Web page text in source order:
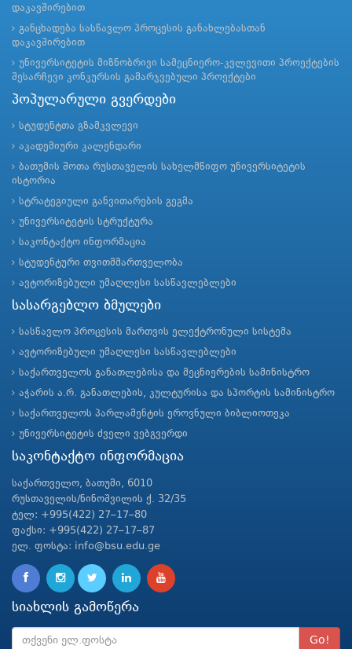
დაკავშირებით
განცხადება სასწავლო პროცესის განახლებასთან
დაკავშირებით
უნივერსიტეტის მიზნობრივი სამეცნიერო-კვლევითი პროექტების
შესარჩევი კონკურსის გამარჯვებული პროექტები
პოპულარული გვერდები
სტუდენტთა გზამკვლევი
აკადემიური კალენდარი
ბათუმის შოთა რუსთაველის სახელმწიფო უნივერსიტეტის
ისტორია
სტრატეგიული განვითარების გეგმა
უნივერსიტეტის სტრუქტურა
საკონტაქტო ინფორმაცია
სტუდენტური თვითმმართველობა
ავტორიზებული უმაღლესი სასწავლებლები
სასარგებლო ბმულები
სასწავლო პროცესის მართვის ელექტრონული სისტემა
ავტორიზებული უმაღლესი სასწავლებლები
საქართველოს განათლებისა და მეცნიერების სამინისტრო
აჭარის ა.რ. განათლების, კულტურისა და სპორტის სამინისტრო
საქართველოს პარლამენტის ეროვნული ბიბლიოთეკა
უნივერსიტეტის ძველი ვებგვერდი
საკონტაქტო ინფორმაცია
საქართველო, ბათუმი, 6010
რუსთაველის/ნინოშვილის ქ. 32/35
ტელ: +995(422) 27–17–80
ფაქსი: +995(422) 27–17–87
ელ. ფოსტა: info@bsu.edu.ge
სიახლის გამოწერა
Go!